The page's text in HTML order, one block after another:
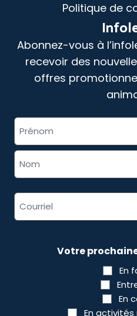
Politique de
Abonnez-vous à
recevoir des
offres
«
Votre
En
En
En